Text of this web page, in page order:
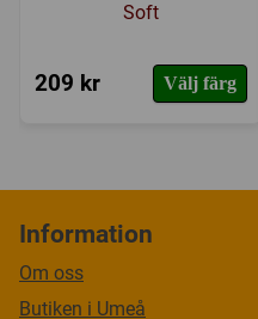
Soft
209 kr Välj färg
Information
Om oss
Butiken i Umeå